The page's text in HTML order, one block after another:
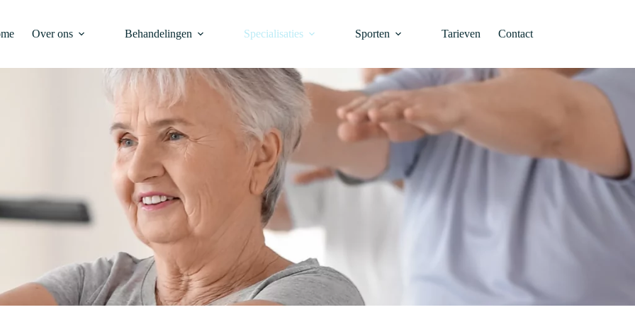
Over ons Behandelingen Specialisaties Sporten Tarieven Contact